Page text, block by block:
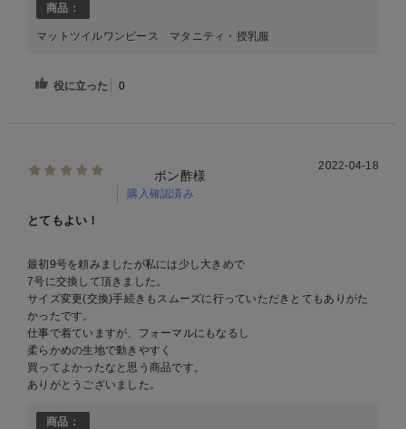
商品：
マットツイルワンピース マタニティ・授乳服
役に立った 0
ポン酢様
購入確認済み
2022-04-18
とてもよい！
最初9号を頼みましたが私には少し大きめで
7号に交換して頂きました。
サイズ変更(交換)手続きもスムーズに行っていただきとてもありがた
かったです。
仕事で着ていますが、フォーマルにもなるし
柔らかめの生地で動きやすく
買ってよかったなと思う商品です。
ありがとうございました。
商品：